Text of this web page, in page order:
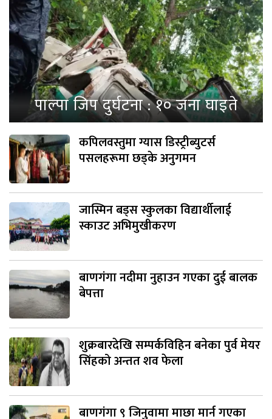
पाल्पा जिप दुर्घटना : १० जना घाइते
कपिलवस्तुमा ग्यास डिस्ट्रीब्युटर्स
पसलहरूमा छड्के अनुगमन
जास्मिन बड्स स्कुलका विद्यार्थीलाई
स्काउट अभिमुखीकरण
बाणगंगा नदीमा नुहाउन गएका दुई बालक
बेपत्ता
शुक्रबारदेखि सम्पर्कविहिन बनेका पुर्व मेयर
सिंहको अन्तत शव फेला
बाणगंगा ९ जिनुवामा माछा मार्न गएका